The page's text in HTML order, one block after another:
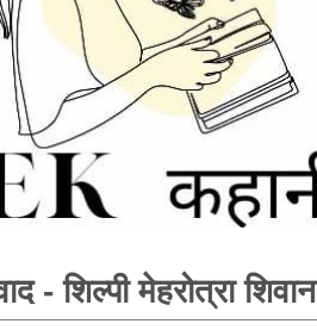
- शिल्पी मेहरोत्रा शिवान